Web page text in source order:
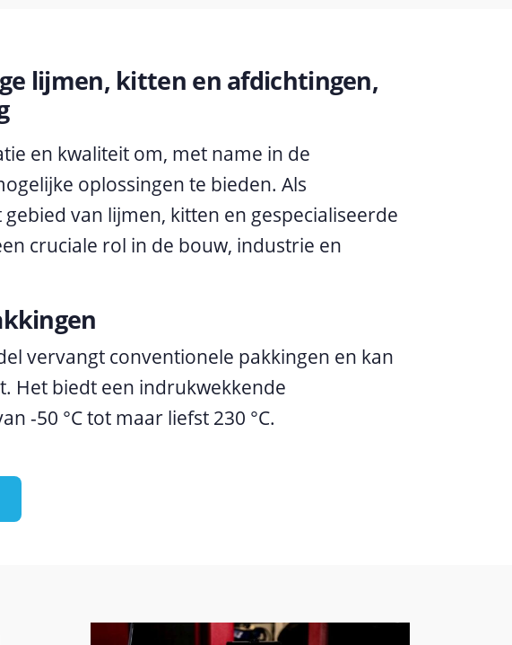
lijmen, kitten en afdichtingen,
en kwaliteit om, met name in de
oplossingen te bieden. Als
van lijmen, kitten en gespecialiseerde
cruciale rol in de bouw, industrie en
vervangt conventionele pakkingen en kan
Het biedt een indrukwekkende
-50 °C tot maar liefst 230 °C.